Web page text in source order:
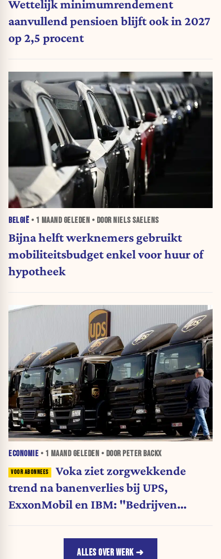
Wettelijk minimumrendement
aanvullend pensioen blijft ook in 2027
op 2,5 procent
BELGIË • 1 MAANDGELEDEN • DOOR NIELS SAELENS
Bijna helft werknemers gebruikt
mobiliteitsbudget enkel voor huur of
hypotheek
ECONOMIE • 1 MAANDGELEDEN • DOOR PETER BACKX
Voka ziet zorgwekkende
trend na banenverlies bij UPS,
ExxonMobil en IBM: "Bedrijven
ALLES OVER WERK